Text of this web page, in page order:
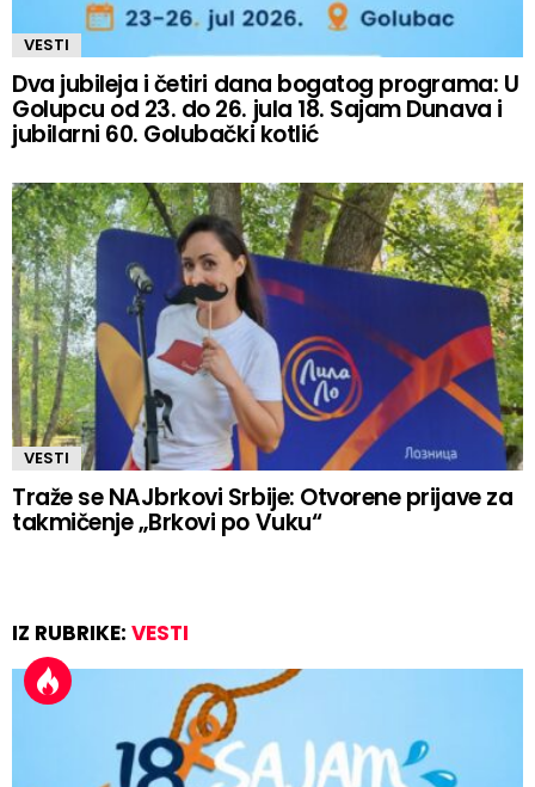
VESTI
Dva jubileja i četiri dana bogatog programa: U
Golupcu od 23. do 26. jula 18. Sajam Dunava i
jubilarni 60. Golubački kotlić
VESTI
Traže se NAJbrkovi Srbije: Otvorene prijave za
takmičenje „Brkovi po Vuku“
IZ RUBRIKE: VESTI